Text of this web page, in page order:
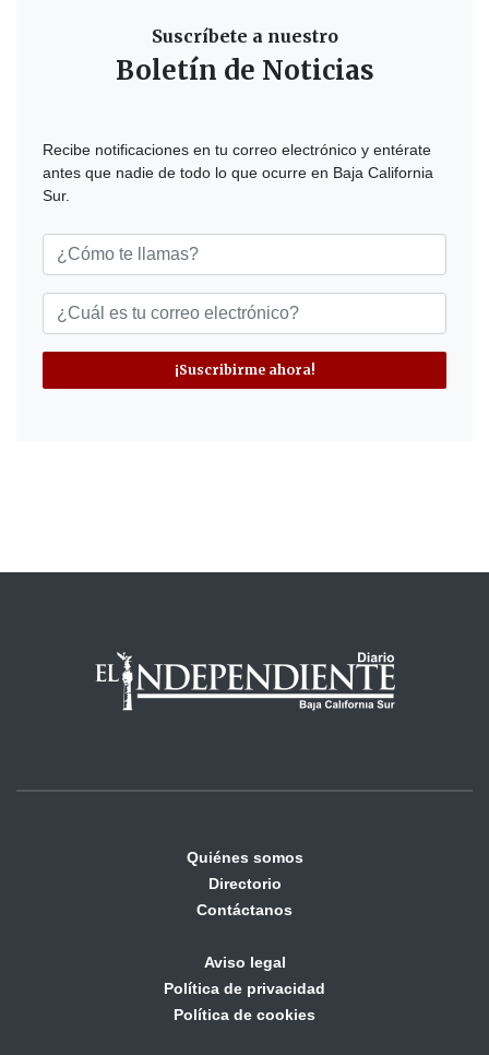
Suscríbete a nuestro
Boletín de Noticias
Recibe notificaciones en tu correo electrónico y entérate
antes que nadie de todo lo que ocurre en Baja California
Sur.
¡Suscribirme ahora!
Quiénes somos
Directorio
Contáctanos
Aviso legal
Política de privacidad
Política de cookies